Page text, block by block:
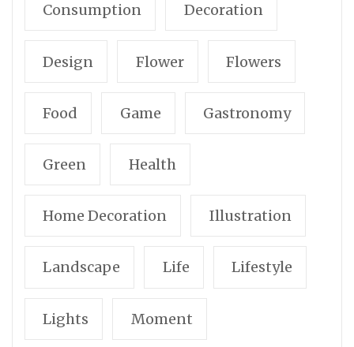
Consumption Decoration
Design Flower Flowers
Food Game Gastronomy
Green Health
Home Decoration Illustration
Landscape Life Lifestyle
Lights Moment